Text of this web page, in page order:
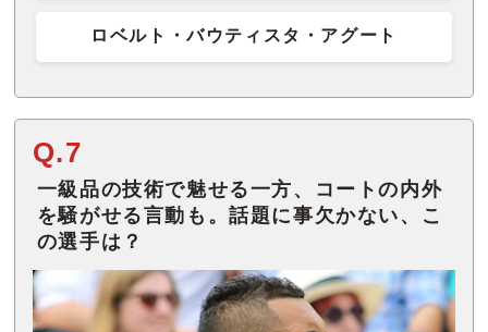
ロベルト・バウティスタ・アグート
Q.7
一級品の技術で魅せる一方、コートの内外
を騒がせる言動も。話題に事欠かない、こ
の選手は？